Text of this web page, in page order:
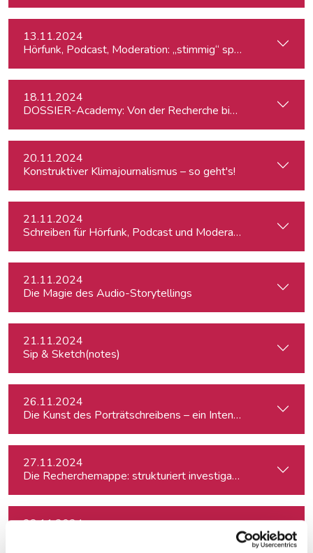
13.11.2024
Hörfunk, Podcast, Moderation: „stimmig“ sprechen
18.11.2024
DOSSIER-Academy: Von der Recherche bis zur
20.11.2024
Konstruktiver Klimajournalismus – so geht's!
21.11.2024
Schreiben für Hörfunk, Podcast und Moderation
21.11.2024
Die Magie des Audio-Storytellings
21.11.2024
Sip & Sketch(notes)
26.11.2024
Die Kunst des Porträtschreibens – ein Intensiv-Workshop
27.11.2024
Die Recherchemappe: strukturiert investigativ arbeiten,
28.11.2024